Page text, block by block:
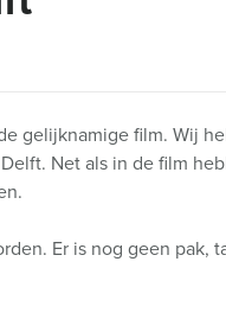
gelijknamige film. Wij
Net als in de film
Er is nog geen pak,